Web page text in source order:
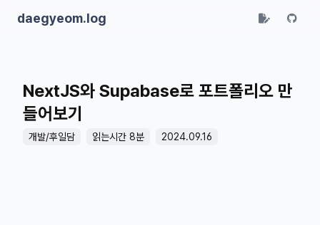
daegyeom.log
NextJS와 Supabase로 포트폴리오 만
들어보기
개발/후일담 읽는시간 8분 2024.09.16